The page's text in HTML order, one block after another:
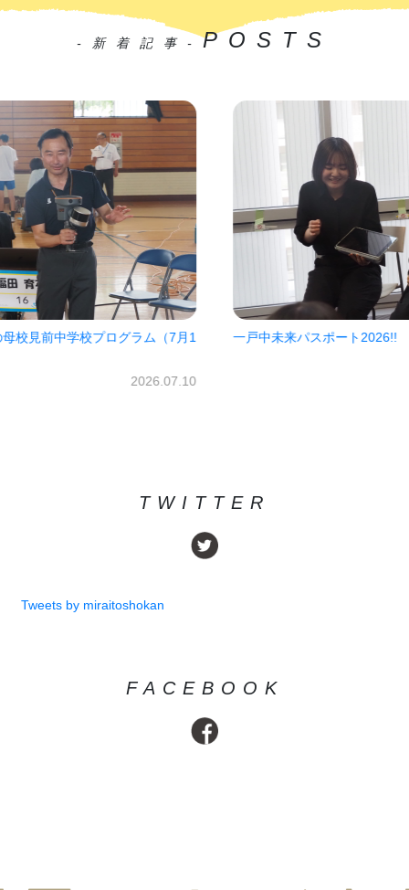
-新着記事-POSTS
月1
一戸中未来パスポート2026!!
㈱
TWITTER
Tweets by miraitoshokan
FACEBOOK